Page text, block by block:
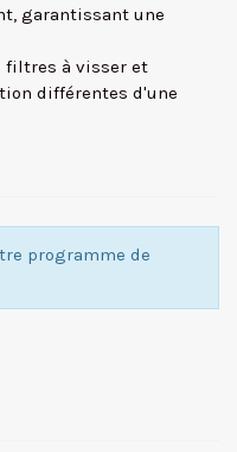
garantissant une
à visser et
différentes d'une
programme de